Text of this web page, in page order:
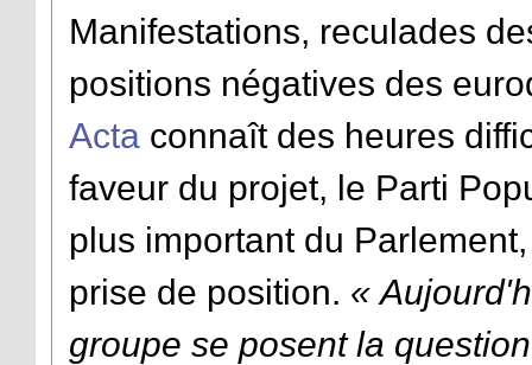
Manifestations, reculades
positions négatives des
Acta connaît des heures
faveur du projet, le Parti
plus important du
prise de position. «
groupe se posent la